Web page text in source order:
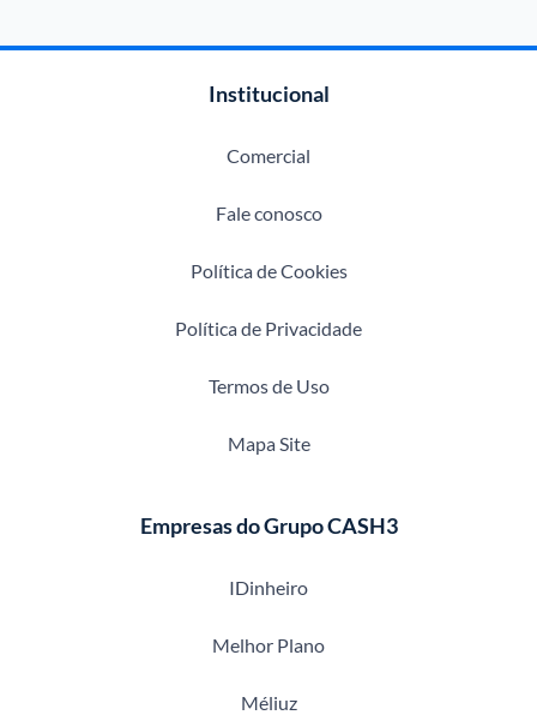
Institucional
Comercial
Fale conosco
Política de Cookies
Política de Privacidade
Termos de Uso
Mapa Site
Empresas do Grupo CASH3
IDinheiro
Melhor Plano
Méliuz